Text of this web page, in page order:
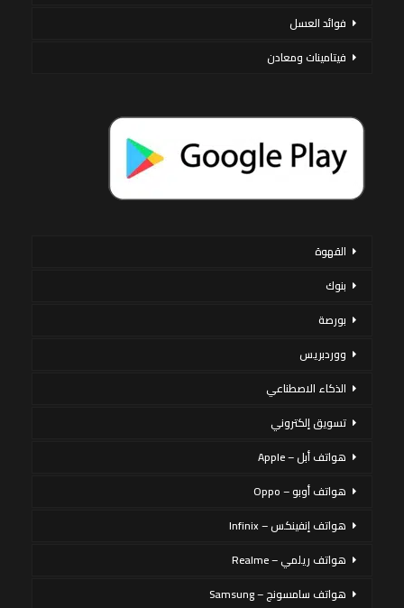
فوائد العسل
فيتامينات ومعادن
القهوة
بنوك
بورصة
ووردبريس
الذكاء الاصطناعي
تسويق إلكتروني
هواتف أبل – Apple
هواتف أوبو – Oppo
هواتف إنفينكس – Infinix
هواتف ريلمي – Realme
هواتف سامسونج – Samsung